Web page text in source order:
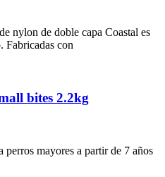
nylon de doble capa Coastal es
Fabricadas con
bites 2.2kg
mayores a partir de 7 años